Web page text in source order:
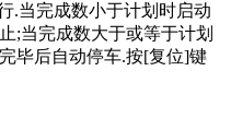
.当完成数小于计划时启动
;当完成数大于或等于计划
毕后自动停车.按[复位]键